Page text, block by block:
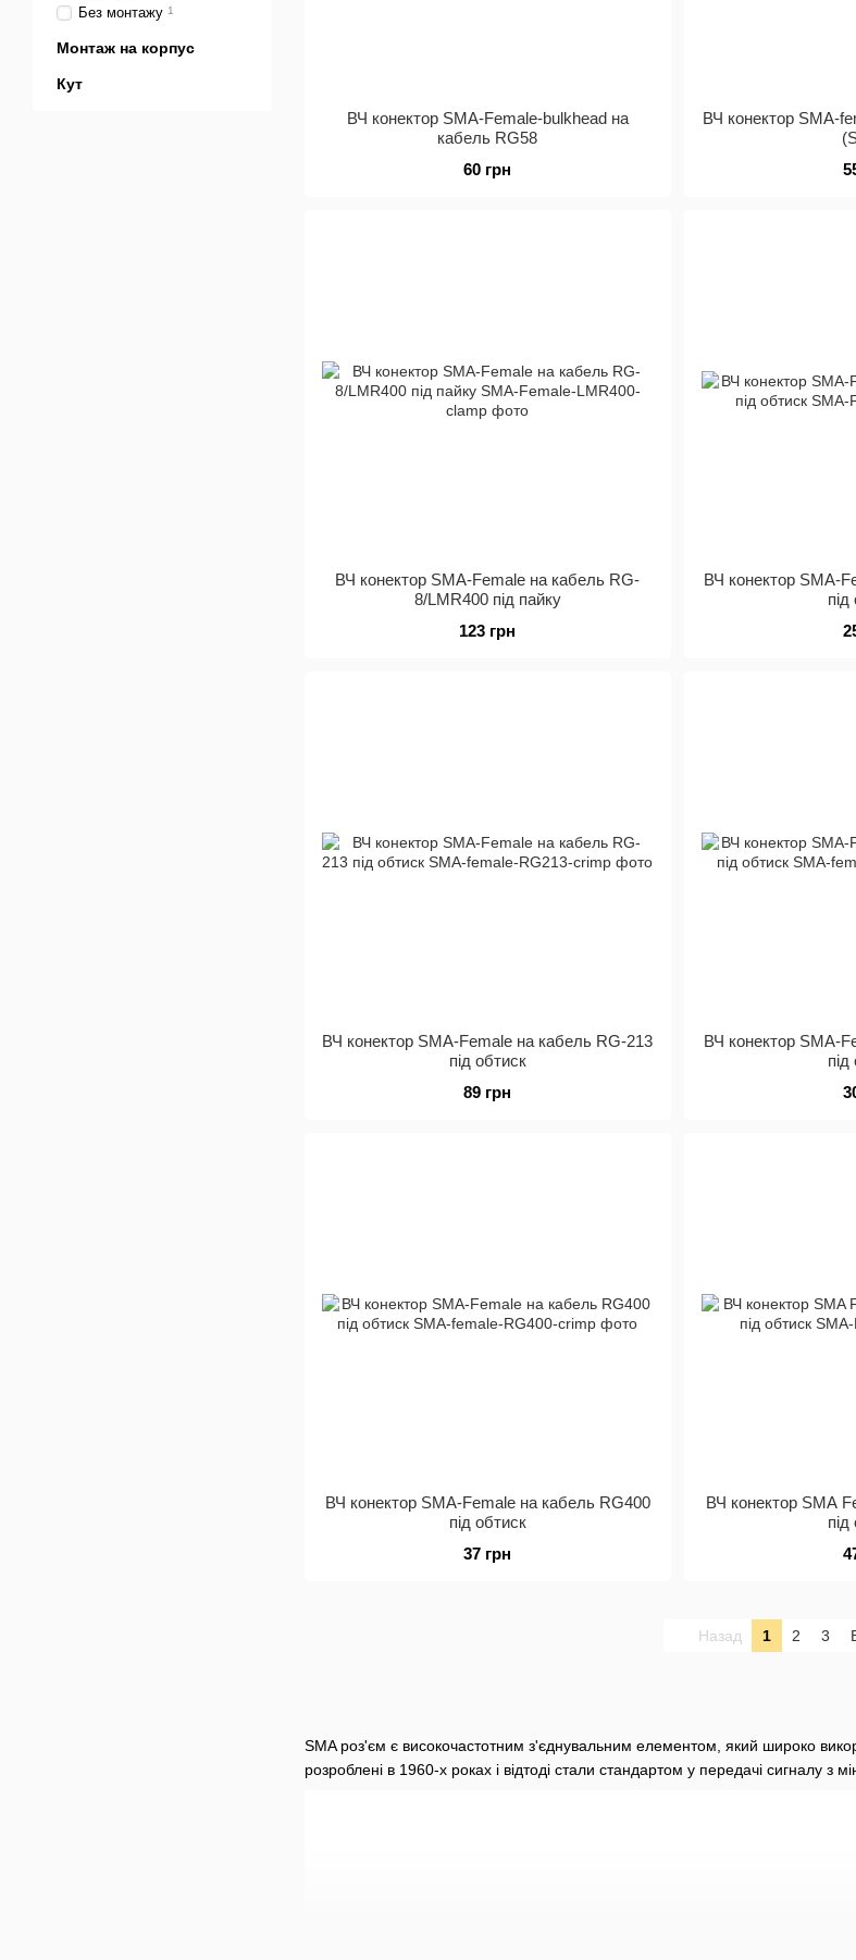
SMA роз'єм є високочастотним з'єднувальним елементом, який широко
розроблені в 1960-х роках і відтоді стали стандартом у передачі сигналу
ВЧ конектор SMA-Female-bulkhead на
кабель RG58
60 грн
ВЧ конектор SMA-
ВЧ конектор SMA-Female на кабель RG-
8/LMR400 під пайку
123 грн
ВЧ конектор SMA-
ВЧ конектор SMA-Female на кабель RG-213
під обтиск
89 грн
ВЧ конектор SMA-
ВЧ конектор SMA-Female на кабель RG400
під обтиск
37 грн
ВЧ конектор SMA
Назад 1 2 3
Без монтажу 1
Монтаж на корпус
Кут